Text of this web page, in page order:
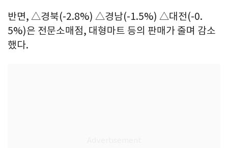
반면, △경북(-2.8%) △경남(-1.5%) △대전(-0.
5%)은 전문소매점, 대형마트 등의 판매가 줄며 감소
했다.